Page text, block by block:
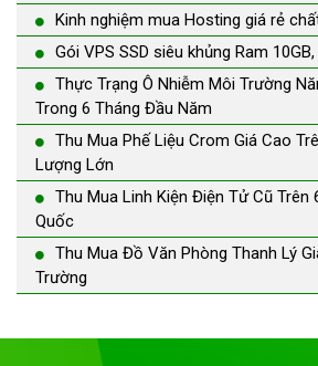
Kinh nghiệm mua Hosting giá rẻ
Gói VPS SSD siêu khủng Ram 10GB,
Thực Trạng Ô Nhiễm Môi Trường
Trong 6 Tháng Đầu Năm
Thu Mua Phế Liệu Crom Giá Cao
Lượng Lớn
Thu Mua Linh Kiện Điện Tử Cũ Trên
Quốc
Thu Mua Đồ Văn Phòng Thanh Lý
Trường